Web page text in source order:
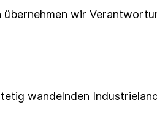
wir
wandelnden